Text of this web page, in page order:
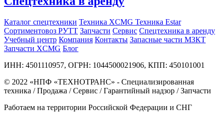
Каталог спецтехники Техника XCMG Техника Estar
Сортиментовоз РУТТ Запчасти Сервис Спецтехника в аренду
Учебный центр Компания Контакты Запасные части МЗКТ
Запчасти XCMG Блог
ИНН: 4501110957, ОГРН: 1044500021906, КПП: 450101001
© 2022 «НПФ «ТЕХНОТРАНС» - Специализированная
техника / Продажа / Сервис / Гарантийный надзор / Запчасти
Работаем на территории Российской Федерации и СНГ